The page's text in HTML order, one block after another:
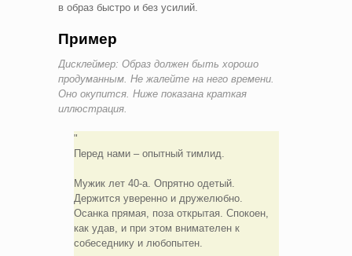
в образ быстро и без усилий.
Пример
Дисклеймер: Образ должен быть хорошо
продуманным. Не жалейте на него времени.
Оно окупится. Ниже показана краткая
иллюстрация.
Перед нами – опытный тимлид.
Мужик лет 40-а. Опрятно одетый.
Держится уверенно и дружелюбно.
Осанка прямая, поза открытая. Спокоен,
как удав, и при этом внимателен к
собеседнику и любопытен.